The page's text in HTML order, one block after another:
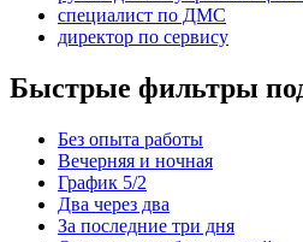
специалист по ДМС
директор по сервису
Быстрые фильтры
Без опыта работы
Вечерняя и ночная
График 5/2
Два через два
За последние три дня